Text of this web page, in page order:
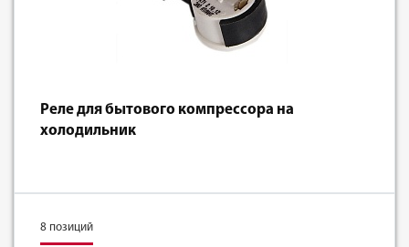
Реле для бытового компрессора на
холодильник
8 позиций